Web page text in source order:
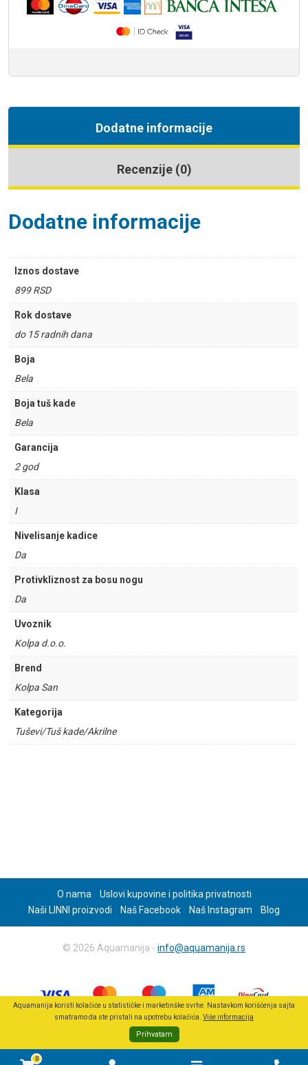
0
Dodatne informacije
Recenzije (0)
Dodatne informacije
Iznos dostave
899 RSD
Rok dostave
do 15 radnih dana
Boja
Bela
Boja tuš kade
Bela
Garancija
2 god
Klasa
I
Nivelisanje kadice
Da
Protivkliznost za bosu nogu
Da
Uvoznik
Kolpa d.o.o.
Brend
Kolpa San
Kategorija
Tuševi/Tuš kade/Akrilne
O nama
Uslovi kupovine i politika privatnosti
Naši LINNI proizvodi
Naš Facebook Naš Instagram Blog
© 2026 Aquamanija - info@aquamanija.rs
Aquamanija koristi kolačiće u statističke i marketinške svrhe. Nastavkom korišćenja sajta
smatramo da ste pristali na upotrebu kolačića. Više informacija
Prihvatam